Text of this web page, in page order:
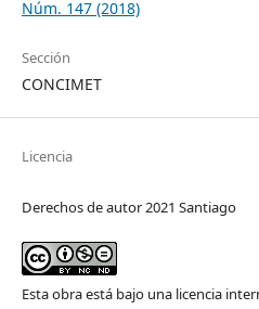
Núm. 147 (2018)
Sección
CONCIMET
Licencia
Derechos de autor 2021 Santiago
Esta obra está bajo una licencia